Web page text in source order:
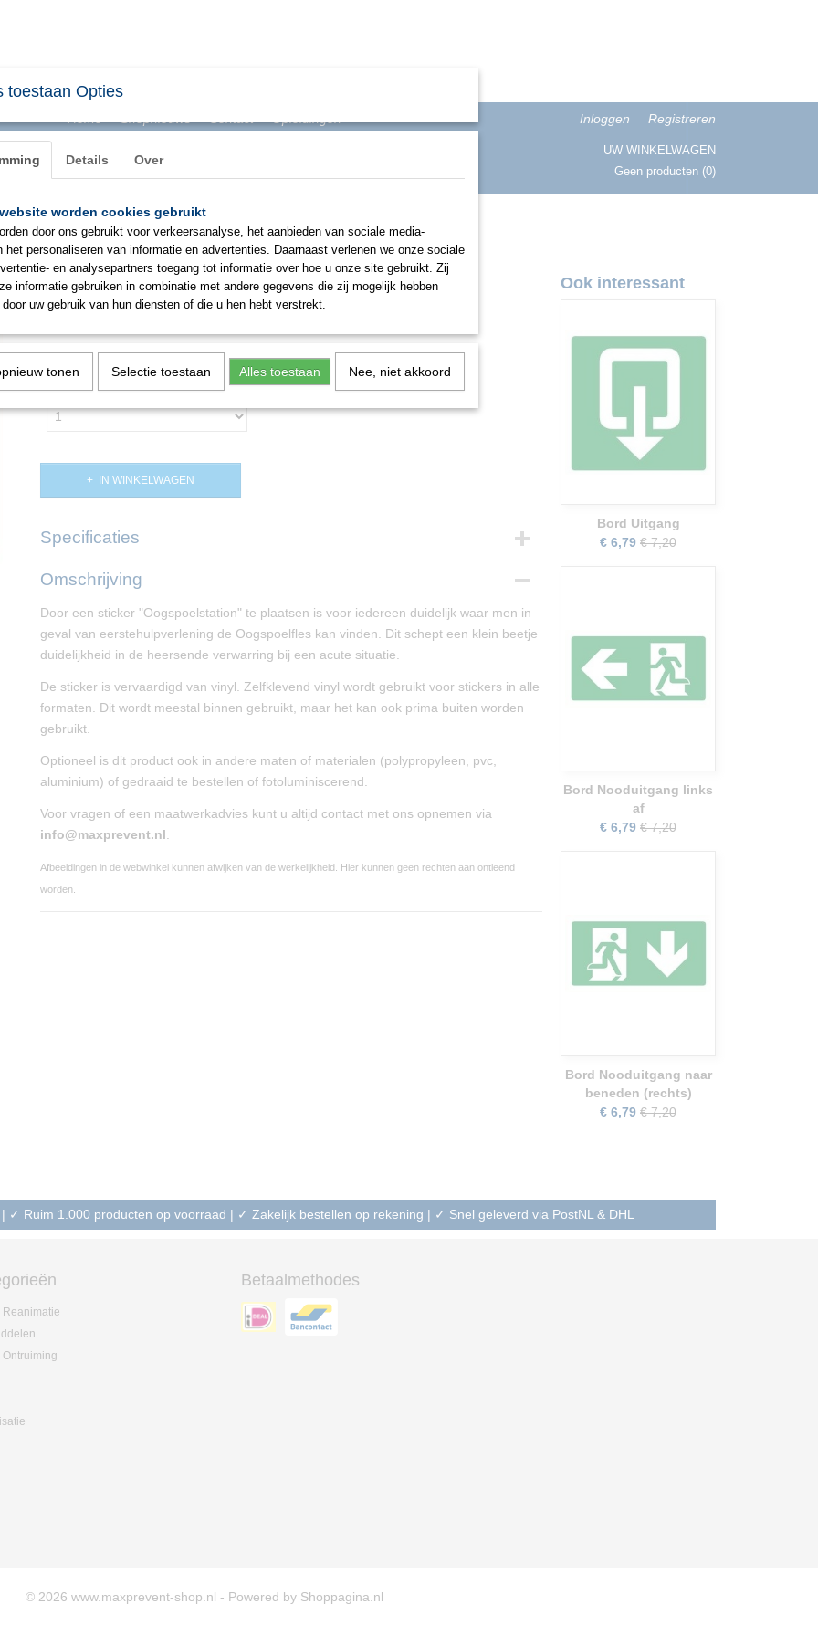
Inloggen Registreren
UW WINKELWAGEN
Geen producten (0)
BHV & ONTRUIMING EHBO PBM SIGNALISATIE
Sticker Oogspoelstation (vinyl)
€ 2,94
✓Op voorraad
IN WINKELWAGEN
Specificaties
Productcode
Afmetingen (l,b,h)
Omschrijving
Door een sticker "Oogspoelstation" te plaatsen is voor iedereen duidelijk waar men in
geval van eerstehulpverlening de Oogspoelfles kan vinden. Dit schept een klein beetje
duidelijkheid in de heersende verwarring bij een acute situatie.
De sticker is vervaardigd van vinyl. Zelfklevend vinyl wordt gebruikt voor stickers in alle
formaten. Dit wordt meestal binnen gebruikt, maar het kan ook prima buiten worden
gebruikt.
Optioneel is dit product ook in andere maten of materialen (polypropyleen, pvc,
aluminium) of gedraaid te bestellen of fotoluminiscerend.
Voor vragen of een maatwerkadvies kunt u altijd contact met ons opnemen via
info@maxprevent.nl
Afbeeldingen in de webwinkel kunnen afwijken van de werkelijkheid. Hier kunnen geen rechten aan ontleend
worden.
Ook interessant
Bord Uitgang
€ 6,79 € 7,20
Bord Nooduitgang links
af
€ 6,79 € 7,20
Bord Nooduitgang naar
beneden (rechts)
€ 6,79 € 7,20
✓ Ruim 1.000 producten op voorraad | ✓ Zakelijk bestellen op rekening | ✓ Snel geleverd via PostNL & DHL
Reanimatie
Ontruiming
Betaalmethodes
© 2026 www.maxprevent-shop.nl - Powered by Shoppagina.nl
toestaan Opties
Details Over
worden cookies gebruikt
door ons gebruikt voor verkeersanalyse, het aanbieden van sociale media-
het personaliseren van informatie en advertenties. Daarnaast verlenen we onze sociale
en analysepartners toegang tot informatie over hoe u onze site gebruikt. Zij
informatie gebruiken in combinatie met andere gegevens die zij mogelijk hebben
uw gebruik van hun diensten of die u hen hebt verstrekt.
tonen Selectie toestaan Alles toestaan Nee, niet akkoord